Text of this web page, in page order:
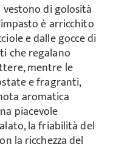
vestono di golosità
è arricchito
e dalle gocce di
che regalano
mentre le
e fragranti,
aromatica
piacevole
la friabilità del
la ricchezza del